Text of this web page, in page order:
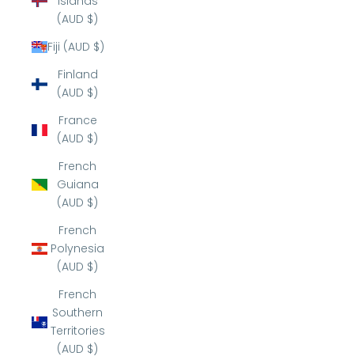
(AUD $)
Fiji (AUD $)
Finland
(AUD $)
France
(AUD $)
French
Guiana
(AUD $)
French
Polynesia
(AUD $)
French
Southern
Territories
(AUD $)